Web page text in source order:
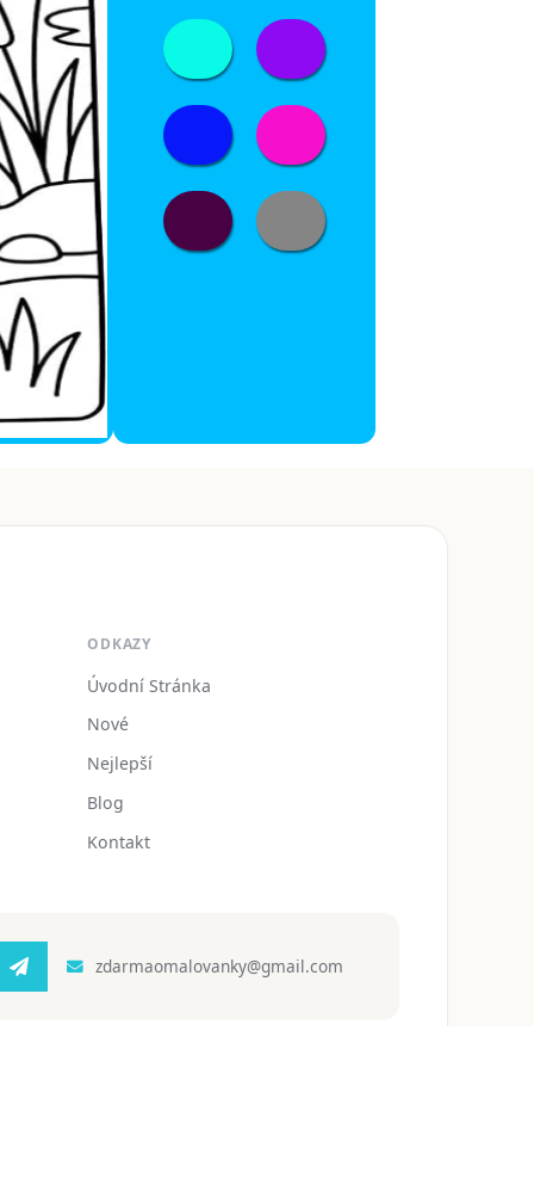
ODKAZY
Úvodní Stránka
Nové
Nejlepší
Blog
Kontakt
zdarmaomalovanky@gmail.com